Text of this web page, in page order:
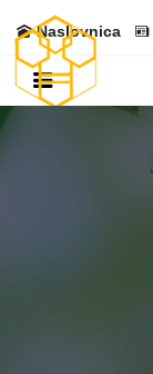
Naslovnica